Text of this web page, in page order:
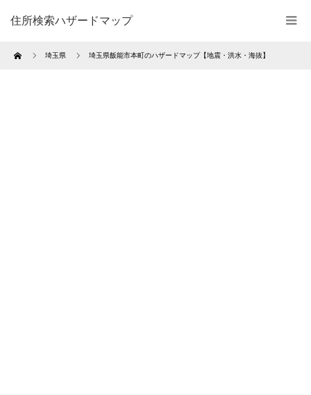
住所検索ハザードマップ
Home 埼玉県 埼玉県飯能市本町のハザードマップ【地震・洪水・海抜】